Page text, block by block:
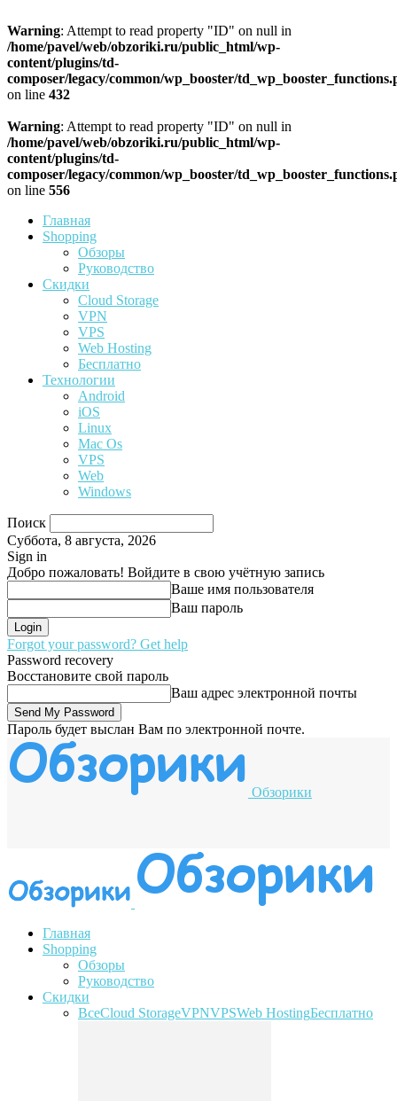
Warning: Attempt to read property "ID" on null in
/home/pavel/web/obzoriki.ru/public_html/wp-
content/plugins/td-
composer/legacy/common/wp_booster/
on line 432
Warning: Attempt to read property "ID" on null in
/home/pavel/web/obzoriki.ru/public_html/wp-
content/plugins/td-
composer/legacy/common/wp_booster/
on line 556
Главная
Shopping
Обзоры
Руководство
Скидки
Cloud Storage
VPN
VPS
Web Hosting
Бесплатно
Технологии
Android
iOS
Linux
Mac Os
VPS
Web
Windows
Поиск
Суббота, 8 августа, 2026
Sign in
Добро пожаловать! Войдите в свою учётную запись
Ваше имя пользователя
Ваш пароль
Forgot your password? Get help
Password recovery
Восстановите свой пароль
Ваш адрес электронной почты
Пароль будет выслан Вам по электронной почте.
Обзорики
Главная
Shopping
Обзоры
Руководство
Скидки
ВсеCloud StorageVPNVPSWeb HostingБесплатно